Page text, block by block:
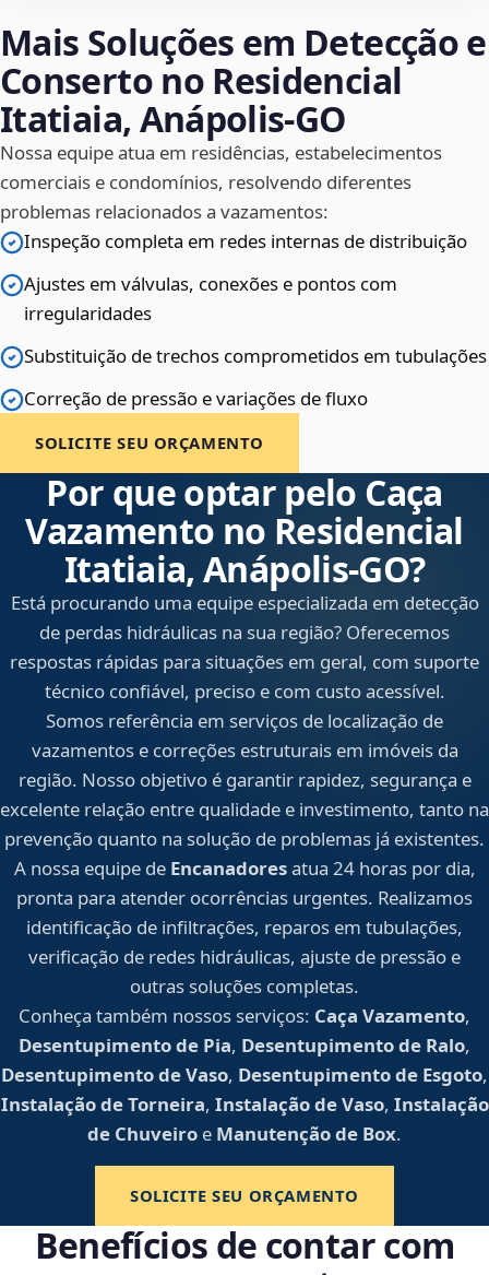
Mais Soluções em Detecção e
Conserto no Residencial
Itatiaia, Anápolis‑GO
Nossa equipe atua em residências, estabelecimentos
comerciais e condomínios, resolvendo diferentes
problemas relacionados a vazamentos:
Inspeção completa em redes internas de distribuição
Ajustes em válvulas, conexões e pontos com
irregularidades
Substituição de trechos comprometidos em tubulações
Correção de pressão e variações de fluxo
SOLICITE SEU ORÇAMENTO
Por que optar pelo Caça
Vazamento no Residencial
Itatiaia, Anápolis‑GO?
Está procurando uma equipe especializada em detecção
de perdas hidráulicas na sua região? Oferecemos
respostas rápidas para situações em geral, com suporte
técnico confiável, preciso e com custo acessível.
Somos referência em serviços de localização de
vazamentos e correções estruturais em imóveis da
região. Nosso objetivo é garantir rapidez, segurança e
excelente relação entre qualidade e investimento, tanto na
prevenção quanto na solução de problemas já existentes.
A nossa equipe de Encanadoresatua 24 horas por dia,
pronta para atender ocorrências urgentes. Realizamos
identificação de infiltrações, reparos em tubulações,
verificação de redes hidráulicas, ajuste de pressão e
outras soluções completas.
Conheça também nossos serviços: Caça Vazamento,
Desentupimento de Pia, Desentupimento de Ralo,
Desentupimento de Vaso, Desentupimento de Esgoto,
Instalação de Torneira, Instalação de Vaso, Instalação
de Chuveiro e Manutenção de Box.
SOLICITE SEU ORÇAMENTO
Benefícios de contar com